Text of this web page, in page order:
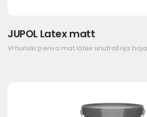
JUPOL Latex matt
Vrhunski periva mat latex unutrašnja boja